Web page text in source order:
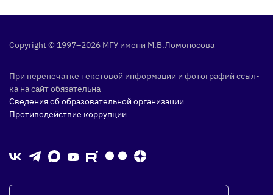
Copyright © 1997–2026 МГУ име­ни М.В.Ло­моно­сова
При пе­репе­чат­ке тек­сто­вой ин­форма­ции и фо­тог­ра­фий ссыл­
ка на сайт обя­затель­на
Сведения об образовательной организации
Противодействие коррупции